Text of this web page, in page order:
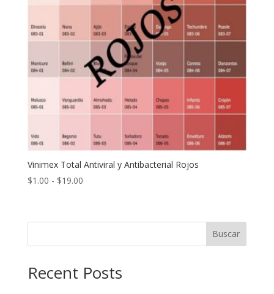
Vinimex Total Antiviral y Antibacterial Rojos
$1.00 - $19.00Rango
desde
Buscar
Recent Posts